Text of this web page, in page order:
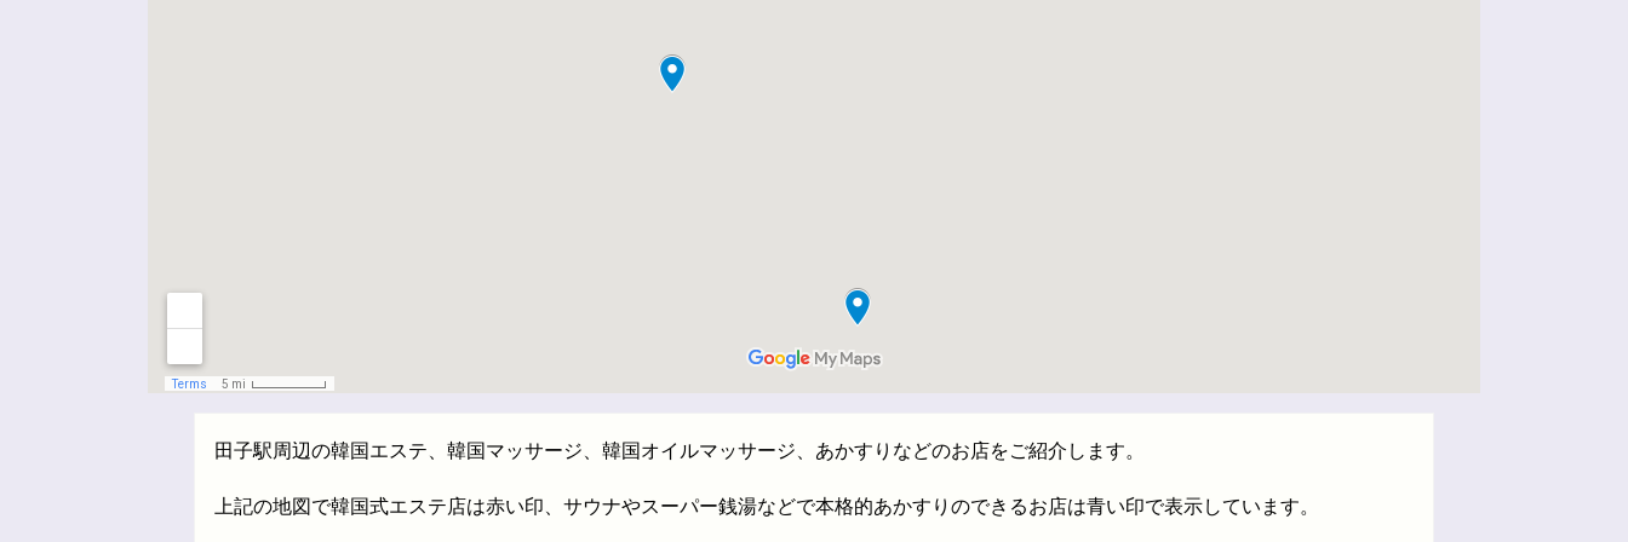
田子駅周辺の韓国エステ、韓国マッサージ、韓国オイルマッサージ、あかすりなどのお店をご紹介します。
上記の地図で韓国式エステ店は赤い印、サウナやスーパー銭湯などで本格的あかすりのできるお店は青い印で表示しています。